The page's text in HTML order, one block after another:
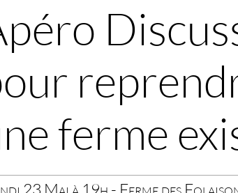
ferme
23 Mai à 19h - Ferme des